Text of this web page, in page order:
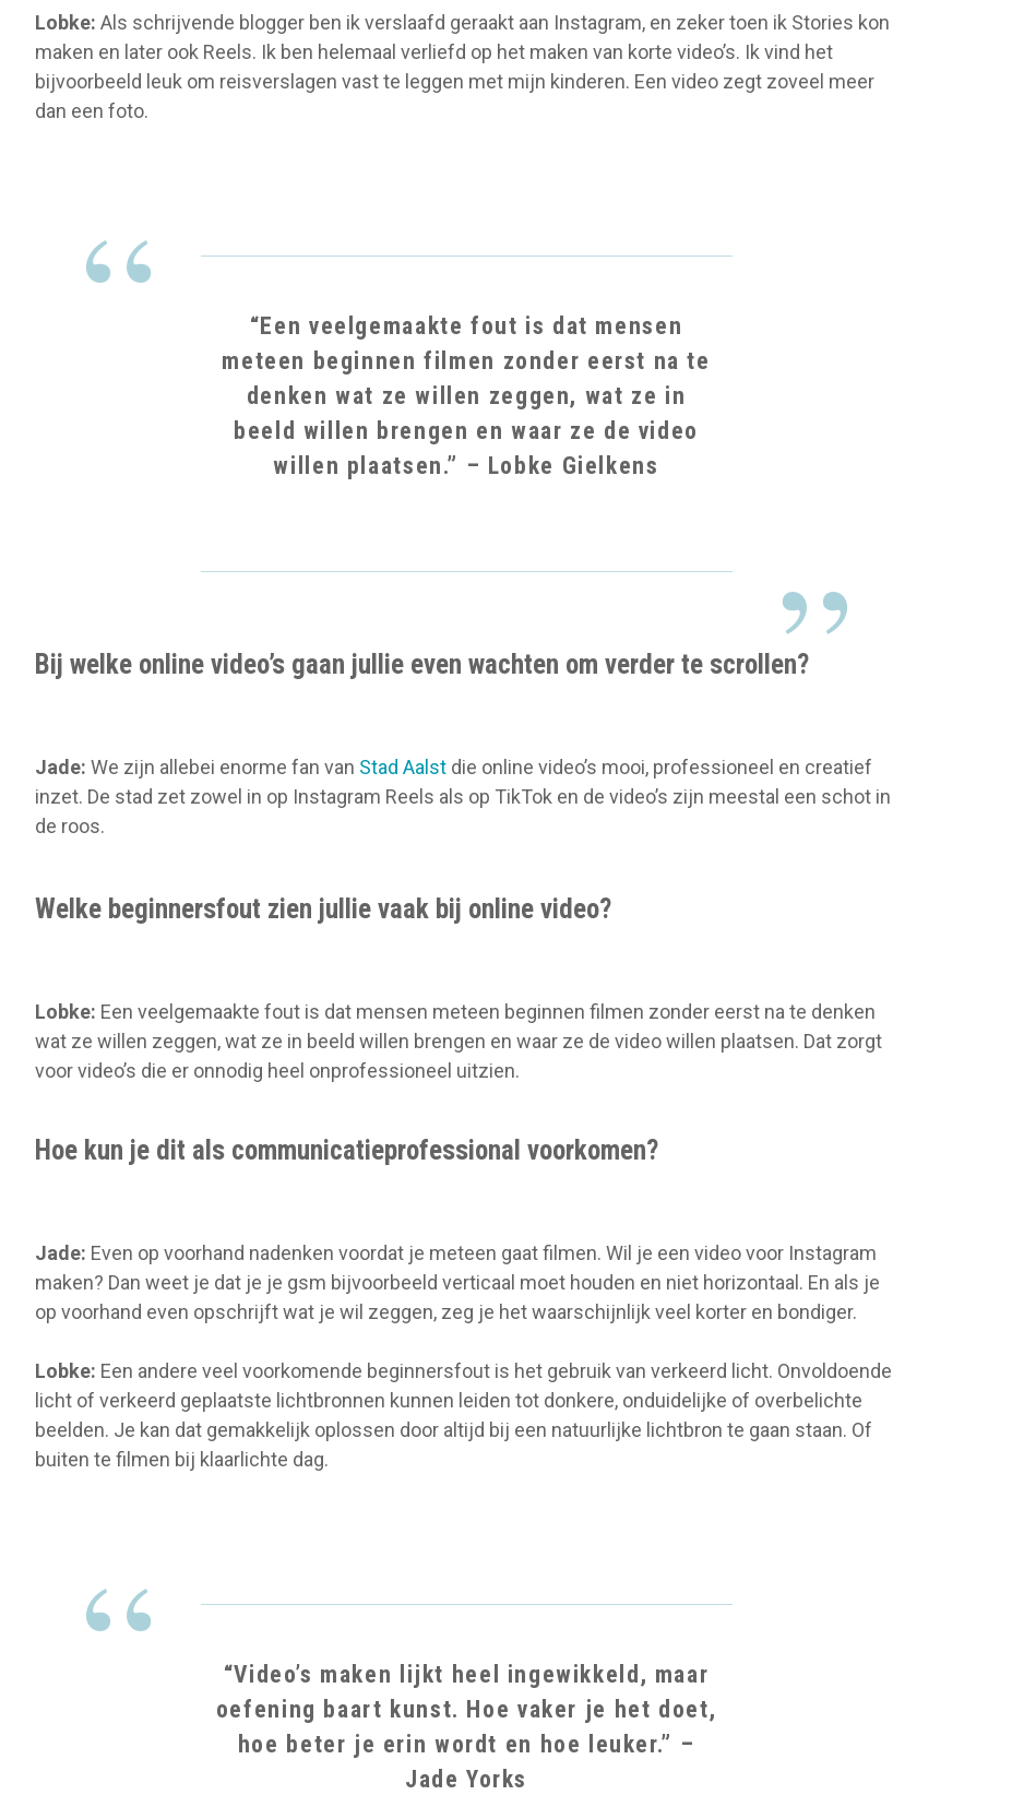
Lobke: Als schrijvende blogger ben ik verslaafd geraakt aan Instagram, en zeker toen ik Stories kon
maken en later ook Reels. Ik ben helemaal verliefd op het maken van korte video’s. Ik vind het
bijvoorbeeld leuk om reisverslagen vast te leggen met mijn kinderen. Een video zegt zoveel meer
dan een foto.
“Een veelgemaakte fout is dat mensen
meteen beginnen filmen zonder eerst na te
denken wat ze willen zeggen, wat ze in
beeld willen brengen en waar ze de video
willen plaatsen.” – Lobke Gielkens
Bij welke online video’s gaan jullie even wachten om verder te scrollen?
Jade: We zijn allebei enorme fan van Stad Aalst die online video’s mooi, professioneel en creatief
inzet. De stad zet zowel in op Instagram Reels als op TikTok en de video’s zijn meestal een schot in
de roos.
Welke beginnersfout zien jullie vaak bij online video?
Lobke: Een veelgemaakte fout is dat mensen meteen beginnen filmen zonder eerst na te denken
wat ze willen zeggen, wat ze in beeld willen brengen en waar ze de video willen plaatsen. Dat zorgt
voor video’s die er onnodig heel onprofessioneel uitzien.
Hoe kun je dit als communicatieprofessional voorkomen?
Jade: Even op voorhand nadenken voordat je meteen gaat filmen. Wil je een video voor Instagram
maken? Dan weet je dat je je gsm bijvoorbeeld verticaal moet houden en niet horizontaal. En als je
op voorhand even opschrijft wat je wil zeggen, zeg je het waarschijnlijk veel korter en bondiger.
Lobke: Een andere veel voorkomende beginnersfout is het gebruik van verkeerd licht. Onvoldoende
licht of verkeerd geplaatste lichtbronnen kunnen leiden tot donkere, onduidelijke of overbelichte
beelden. Je kan dat gemakkelijk oplossen door altijd bij een natuurlijke lichtbron te gaan staan. Of
buiten te filmen bij klaarlichte dag.
“Video’s maken lijkt heel ingewikkeld, maar
oefening baart kunst. Hoe vaker je het doet,
hoe beter je erin wordt en hoe leuker.” –
Jade Yorks